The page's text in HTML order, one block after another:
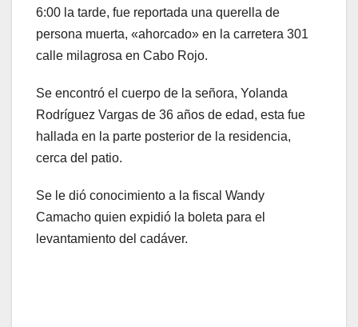
6:00 la tarde, fue reportada una querella de
persona muerta, «ahorcado» en la carretera 301
calle milagrosa en Cabo Rojo.
Se encontró el cuerpo de la señora, Yolanda
Rodríguez Vargas de 36 años de edad, esta fue
hallada en la parte posterior de la residencia,
cerca del patio.
Se le dió conocimiento a la fiscal Wandy
Camacho quien expidió la boleta para el
levantamiento del cadáver.